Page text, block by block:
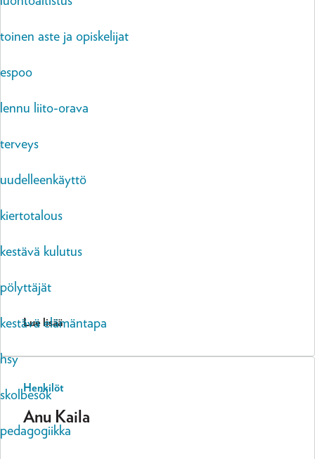
Lue lisää
Henkilöt
Anu Kaila
toinen aste ja opiskelijat
espoo
lennu liito-orava
terveys
uudelleenkäyttö
kiertotalous
kestävä kulutus
pölyttäjät
kestävä elämäntapa
hsy
skolbesök
pedagogiikka